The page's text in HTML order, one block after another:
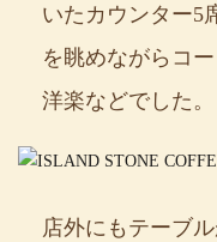
いたカウンター5
を眺めながらコ
洋楽などでした。
店外にもテーブ